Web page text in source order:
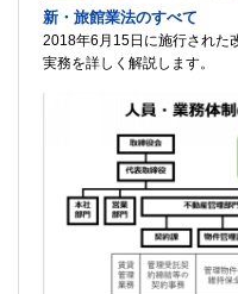
新・旅館業法のすべて
2018年6月15日に施行された
実務を詳しく解説します。